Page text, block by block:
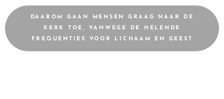
DAAROM GAAN MENSEN GRAAG NAAR DE
KERK TOE, VANWEGE DE HELENDE
FREQUENTIES VOOR LICHAAM EN GEEST